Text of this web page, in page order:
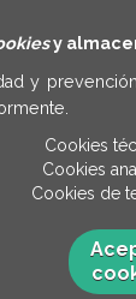
y
y
Cookies
Cookies
Cookies de